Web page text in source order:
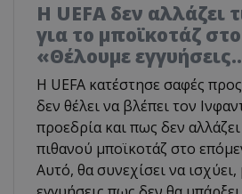
Η UEFA δεν αλλάζει
για το μποϊκοτάζ
«Θέλουμε
Η UEFA κατέστησε σαφές
δεν θέλει να βλέπει τον
προεδρία και πως δεν
πιθανού μποϊκοτάζ στο
Αυτό, θα συνεχίσει να